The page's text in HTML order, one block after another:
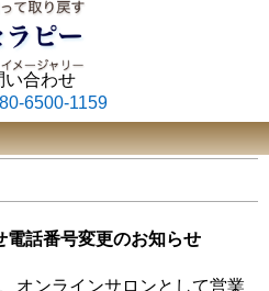
い合わせ
6500-1159
電話番号変更のお知らせ
オンラインサロンとして営業